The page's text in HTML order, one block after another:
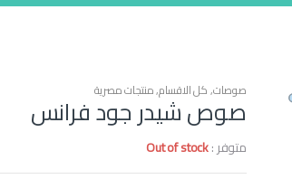
صوصات,كل الاقسام,منتجات مصرية
صوص شيدر جود فرانس
متوفر :Out of stock